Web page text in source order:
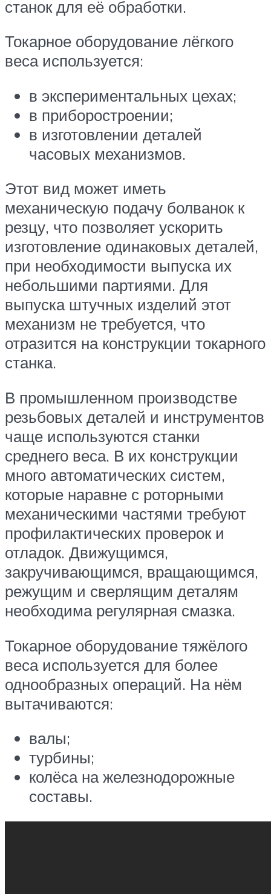
станок для её обработки.
Токарное оборудование лёгкого
веса используется:
в экспериментальных цехах;
в приборостроении;
в изготовлении деталей
часовых механизмов.
Этот вид может иметь
механическую подачу болванок к
резцу, что позволяет ускорить
изготовление одинаковых деталей,
при необходимости выпуска их
небольшими партиями. Для
выпуска штучных изделий этот
механизм не требуется, что
отразится на конструкции токарного
станка.
В промышленном производстве
резьбовых деталей и инструментов
чаще используются станки
среднего веса. В их конструкции
много автоматических систем,
которые наравне с роторными
механическими частями требуют
профилактических проверок и
отладок. Движущимся,
закручивающимся, вращающимся,
режущим и сверлящим деталям
необходима регулярная смазка.
Токарное оборудование тяжёлого
веса используется для более
однообразных операций. На нём
вытачиваются:
валы;
турбины;
колёса на железнодорожные
составы.